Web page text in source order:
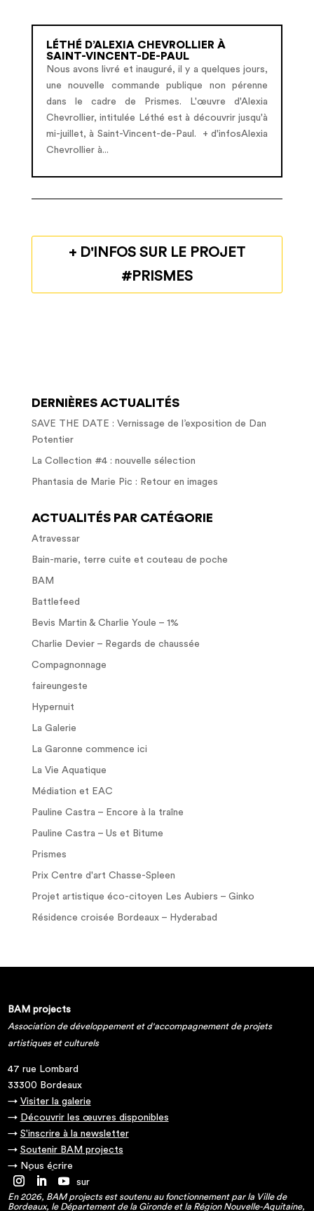
LÉTHÉ D’ALEXIA CHEVROLLIER À
SAINT-VINCENT-DE-PAUL
Nous avons livré et inauguré, il y a quelques jours,
une nouvelle commande publique non pérenne
dans le cadre de Prismes. L'œuvre d'Alexia
Chevrollier, intitulée Léthé est à découvrir jusqu'à
mi-juillet, à Saint-Vincent-de-Paul. + d'infosAlexia
Chevrollier à...
+ D'INFOS SUR LE PROJET
#PRISMES
DERNIÈRES ACTUALITÉS
SAVE THE DATE : Vernissage de l’exposition de Dan
Potentier
La Collection #4 : nouvelle sélection
Phantasia de Marie Pic : Retour en images
ACTUALITÉS PAR CATÉGORIE
Atravessar
Bain-marie, terre cuite et couteau de poche
BAM
Battlefeed
Bevis Martin & Charlie Youle – 1%
Charlie Devier – Regards de chaussée
Compagnonnage
faireungeste
Hypernuit
La Galerie
La Garonne commence ici
La Vie Aquatique
Médiation et EAC
Pauline Castra – Encore à la traîne
Pauline Castra – Us et Bitume
Prismes
Prix Centre d'art Chasse-Spleen
Projet artistique éco-citoyen Les Aubiers – Ginko
Résidence croisée Bordeaux – Hyderabad
BAM projects
Association de développement et d'accompagnement de projets
artistiques et culturels
47 rue Lombard
33300 Bordeaux
→ Visiter la galerie
→ Découvrir les œuvres disponibles
→ S'inscrire à la newsletter
→ Soutenir BAM projects
→ Nous écrire
→ Suivez-nous sur
En 2026, BAM projects est soutenu au fonctionnement par la Ville de
Bordeaux, le Département de la Gironde et la Région Nouvelle-Aquitaine,